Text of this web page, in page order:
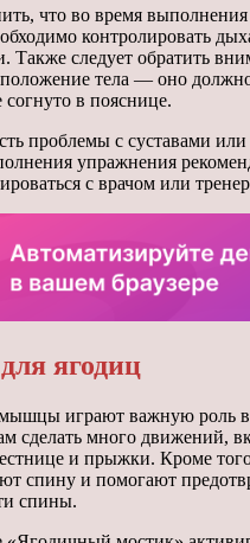
что во время
контролировать
Также следует обратить
тела — оно
в пояснице.
проблемы с суставами
упражнения
с врачом или
ягодиц
играют важную роль
сделать много движений,
и прыжки. Кроме
спину и помогают
спины.